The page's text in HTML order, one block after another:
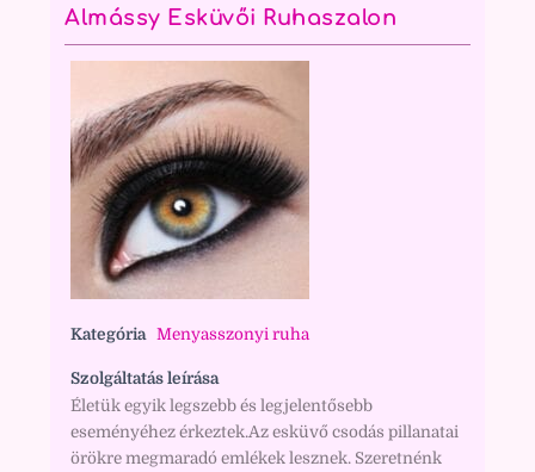
Almássy Esküvői Ruhaszalon
Kategória Menyasszonyi ruha
Szolgáltatás leírása
Életük egyik legszebb és legjelentősebb
eseményéhez érkeztek.Az esküvő csodás pillanatai
örökre megmaradó emlékek lesznek. Szeretnénk